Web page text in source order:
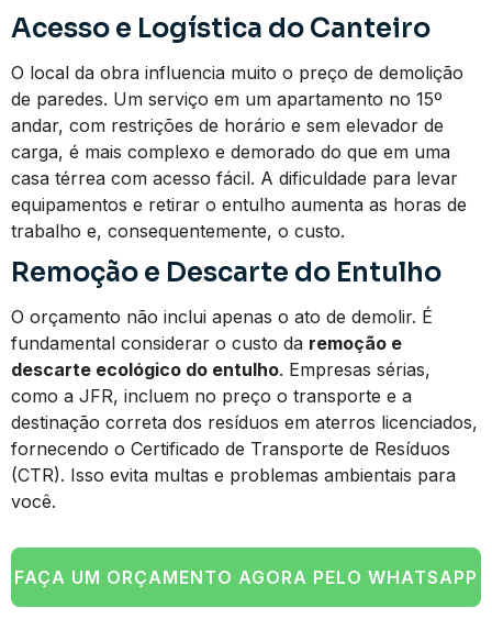
Acesso e Logística do Canteiro
O local da obra influencia muito o preço de demolição
de paredes. Um serviço em um apartamento no 15º
andar, com restrições de horário e sem elevador de
carga, é mais complexo e demorado do que em uma
casa térrea com acesso fácil. A dificuldade para levar
equipamentos e retirar o entulho aumenta as horas de
trabalho e, consequentemente, o custo.
Remoção e Descarte do Entulho
O orçamento não inclui apenas o ato de demolir. É
fundamental considerar o custo da remoção e
descarte ecológico do entulho. Empresas sérias,
como a JFR, incluem no preço o transporte e a
destinação correta dos resíduos em aterros licenciados,
fornecendo o Certificado de Transporte de Resíduos
(CTR). Isso evita multas e problemas ambientais para
você.
FAÇA UM ORÇAMENTO AGORA PELO WHATSAPP